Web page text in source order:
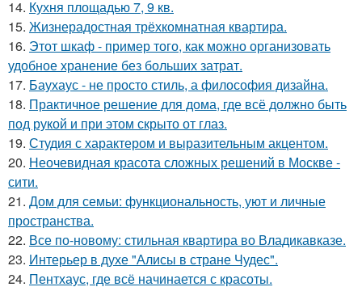
14. Кухня площадью 7, 9 кв.
15. Жизнерадостная трёхкомнатная квартира.
16. Этот шкаф - пример того, как можно организовать
удобное хранение без больших затрат.
17. Баухаус - не просто стиль, а философия дизайна.
18. Практичное решение для дома, где всё должно быть
под рукой и при этом скрыто от глаз.
19. Студия с характером и выразительным акцентом.
20. Неочевидная красота сложных решений в Москве -
сити.
21. Дом для семьи: функциональность, уют и личные
пространства.
22. Все по-новому: стильная квартира во Владикавказе.
23. Интерьер в духе "Алисы в стране Чудес".
24. Пентхаус, где всё начинается с красоты.